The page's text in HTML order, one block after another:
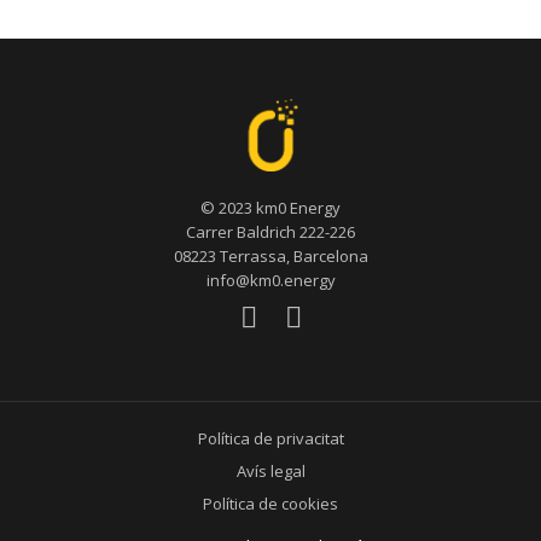
© 2023 km0 Energy
Carrer Baldrich 222-226
08223 Terrassa, Barcelona
info@km0.energy
Política de privacitat
Avís legal
Política de cookies